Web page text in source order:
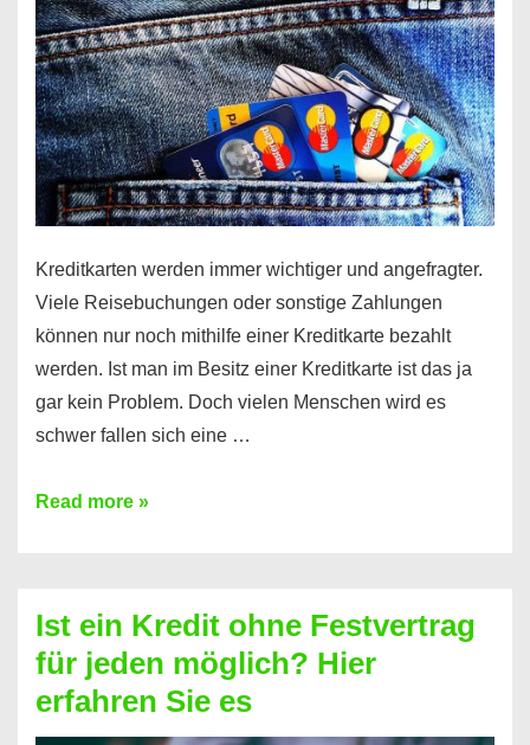
Kreditkarten werden immer wichtiger und angefragter.
Viele Reisebuchungen oder sonstige Zahlungen
können nur noch mithilfe einer Kreditkarte bezahlt
werden. Ist man im Besitz einer Kreditkarte ist das ja
gar kein Problem. Doch vielen Menschen wird es
schwer fallen sich eine …
Kreditkarte
Prepaid
ist
nicht
nur
Read more »
Ist ein Kredit ohne Festvertrag
für jeden möglich? Hier
erfahren Sie es